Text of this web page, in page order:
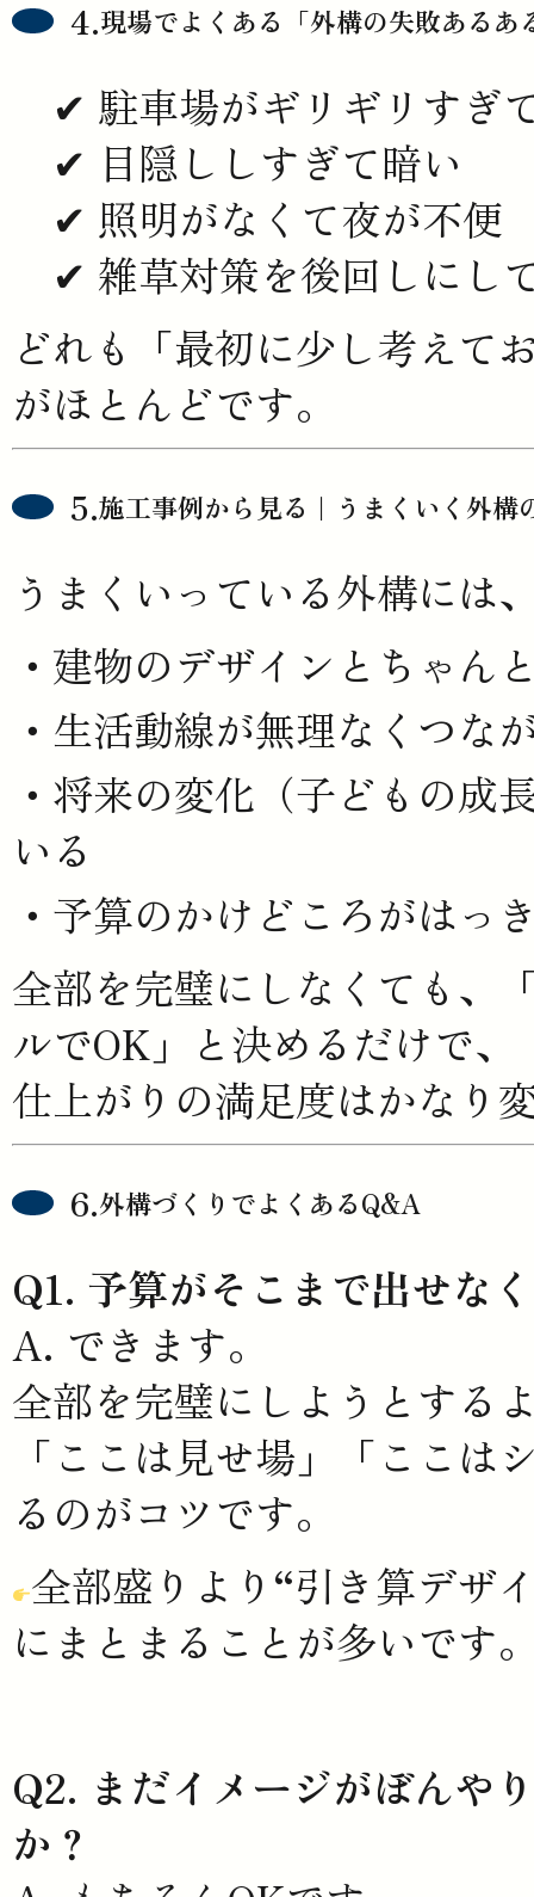
現場でよくある「外構の失敗あるあ
✔ 駐車場がギリギリすぎ
✔ 目隠ししすぎて暗い
✔ 照明がなくて夜が不便
✔ 雑草対策を後回しにし
どれも「最初に少し考えて
がほとんどです。
施工事例から見る｜うまくいく外構
うまくいっている外構には
建物のデザインとちゃん
生活動線が無理なくつな
将来の変化（子どもの成
いる
予算のかけどころがはっ
全部を完璧にしなくても、
ルでOK」と決めるだけで、
仕上がりの満足度はかなり
外構づくりでよくあるQ&A
Q1. 予算がそこまで出せな
A. できます。
全部を完璧にしようとする
「ここは見せ場」「ここ
るのがコツです。
全部盛りより“引き算デザ
にまとまることが多いです
Q2. まだイメージがぼんや
か？